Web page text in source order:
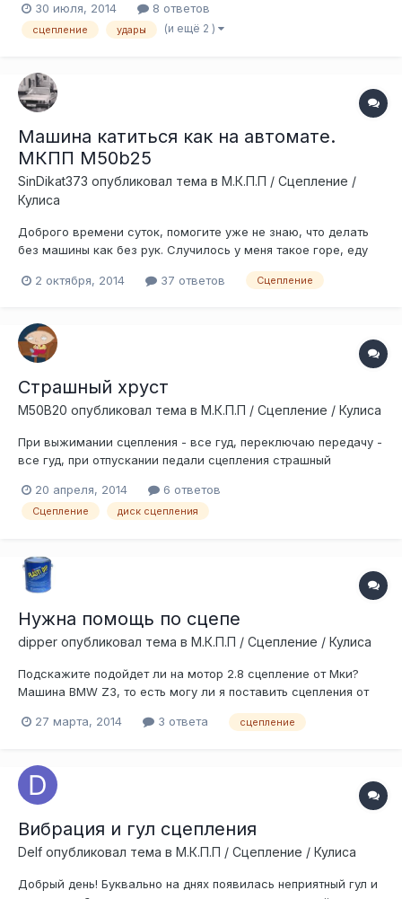
машине. Причем происходит это именно при трогании,
далее, при переключении на вторую передачу и выше, все
30 июля, 2014 8 ответов
сцепление удары (и ещё 2 )
Машина катиться как на автомате.
МКПП M50b25
SinDikat373 опубликовал тема в М.К.П.П / Сцепление /
Кулиса
Доброго времени суток, помогите уже не знаю, что делать
без машины как без рук. Случилось у меня такое горе, еду
хорошенько. Доехал до дома все впорядке. Через пол часа
передача не включае...
2 октября, 2014 37 ответов Сцепление
Страшный хруст
M50B20 опубликовал тема в М.К.П.П / Сцепление / Кулиса
При выжимании сцепления - все гуд, переключаю передачу -
все гуд, при отпускании педали сцепления страшный
районе коробки/сцепления. 1. Может ли быть такое что
посадочные зубья на диске сцепления или выходном валу
20 апреля, 2014 6 ответов
Сцепление диск сцепления
Нужна помощь по сцепе
dipper опубликовал тема в М.К.П.П / Сцепление / Кулиса
Подскажите подойдет ли на мотор 2.8 сцепление от Мки?
Машина BMW Z3, то есть могу ли я поставить сцепления от
27 марта, 2014
3 ответа сцепление
Вибрация и гул сцепления
Delf опубликовал тема в М.К.П.П / Сцепление / Кулиса
Добрый день! Буквально на днях появилась неприятный гул и